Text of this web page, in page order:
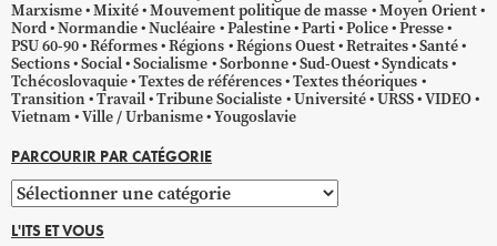
Marxisme Mixité Mouvement politique de masse Moyen Orient
Nord Normandie Nucléaire Palestine Parti Police Presse
PSU 60-90 Réformes Régions Régions Ouest Retraites Santé
Sections Social Socialisme Sorbonne Sud-Ouest Syndicats
Tchécoslovaquie Textes de références Textes théoriques
Transition Travail Tribune Socialiste Université URSS VIDEO
Vietnam Ville / Urbanisme Yougoslavie
PARCOURIR PAR CATÉGORIE
Parcourir
par
catégorie
L'ITS ET VOUS